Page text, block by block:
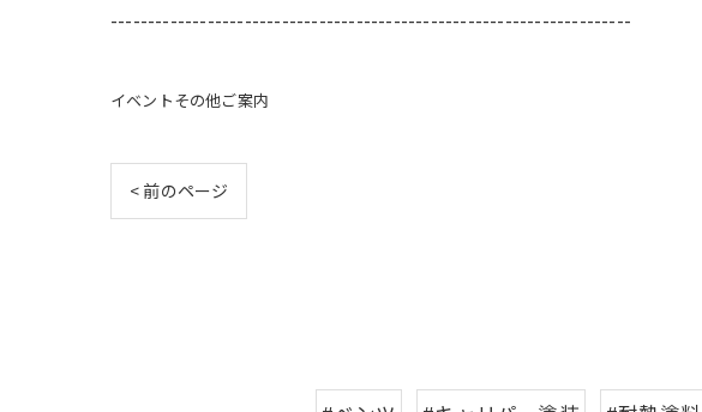
----------------------------------------------------------------------
イベントその他ご案内
< 前のページ